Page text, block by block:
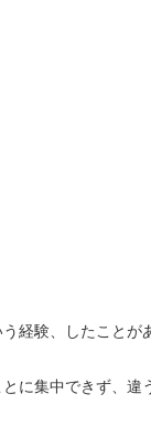
経験、したことが
に集中できず、違